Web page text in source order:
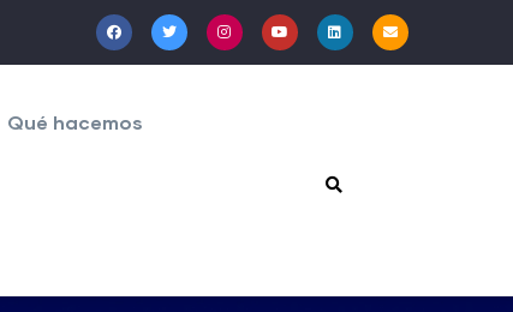
Qué hacemos